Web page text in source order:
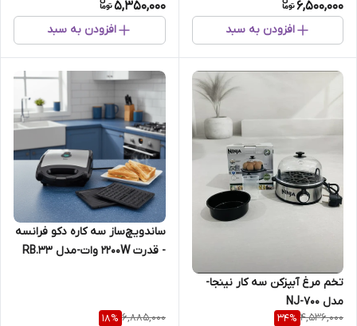
6,500,000
افزودن به سبد
5,350,000
افزودن به سبد
تخم مرغ آبپزکن سه کار نینجا-
مدل NJ-700
4,536,000
34%
ساندویچ‌ساز سه کاره دکو فرانسه
-‌ قدرت 2200W وات-مدل RB.33
6,885,000
18%